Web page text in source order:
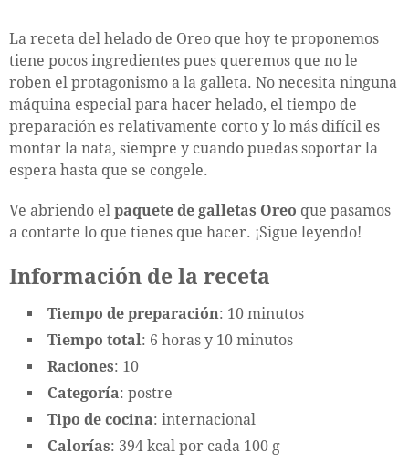
La receta del helado de Oreo que hoy te proponemos
tiene pocos ingredientes pues queremos que no le
roben el protagonismo a la galleta. No necesita ninguna
máquina especial para hacer helado, el tiempo de
preparación es relativamente corto y lo más difícil es
montar la nata, siempre y cuando puedas soportar la
espera hasta que se congele.
Ve abriendo el paquete de galletas Oreo que pasamos
a contarte lo que tienes que hacer. ¡Sigue leyendo!
Información de la receta
Tiempo de preparación: 10 minutos
Tiempo total: 6 horas y 10 minutos
Raciones: 10
Categoría: postre
Tipo de cocina: internacional
Calorías: 394 kcal por cada 100 g